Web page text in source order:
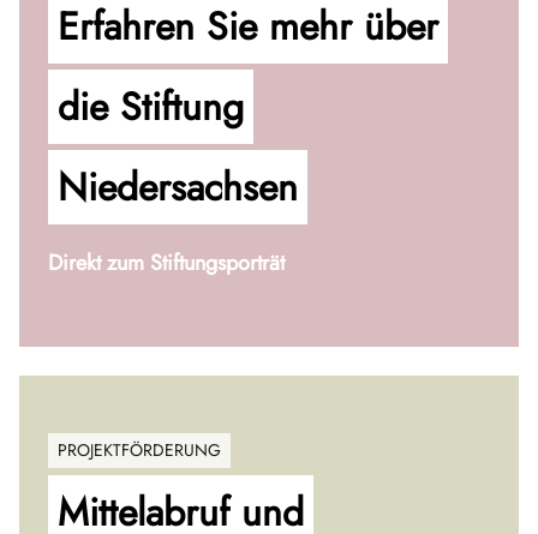
Erfahren Sie mehr über
die Stiftung
Niedersachsen
Direkt zum Stiftungsporträt
PROJEKTFÖRDERUNG
Mittelabruf und